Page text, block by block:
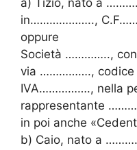
in………………..,
oppure
Società …………..,
via …………….,
IVA……………., nella
rappresentante
in poi anche
b) Caio, nato a